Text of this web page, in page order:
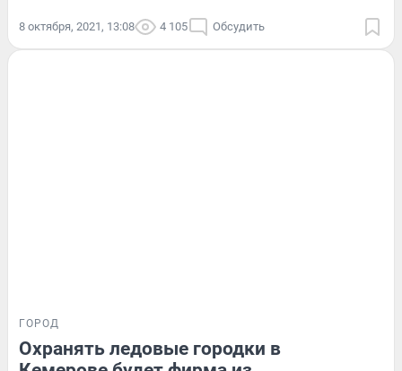
8 октября, 2021, 13:08 4 105 Обсудить
ГОРОД
Охранять ледовые городки в